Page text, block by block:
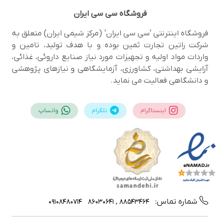
فروشگاهسی سی ایران
فروشگاه اینترنتی 'سی سی ایران' (مرکز شیمی ایران) متعلق به
شرکت راتین تجارت ثمین بوده و با هدف تولید، تامین و
واردات مواد اولیه و تجهیزات مورد نیاز صنایع داروئی، غذائی،
آرایشی بهداشتی، کشاورزی، آزمایشگاهی و نیازهای پژوهشی
و دانشگاهی فعالیت می نماید.
اینستاگرام تلگرام واتساپ
شماره تماس: 88543464 , 86030641
09108480714